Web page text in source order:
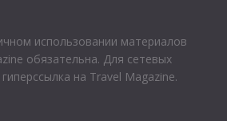
использовании материалов
обязательна. Для сетевых
на Travel Magazine.